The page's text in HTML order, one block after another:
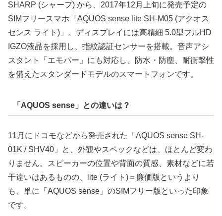
SHARP (シャープ) から、2017年12月上旬に発売予定の
SIMフリースマホ「AQUOS sense lite SH-M05 (アクオス
センス ライト)」。ディスプレイには高精細 5.0型フルHD
IGZO液晶を採用し、指紋認証センサーを搭載。音声アシ
スタント「エモパー」にも対応し、防水・防塵、耐衝撃性
を備えたスタンダードモデルのスマートフォンです。
「AQUOS sense」との違いは？
11月にドコモなどから発売された「AQUOS sense SH-
01K / SHV40」と、外観やスペックなどは、ほとんど変わ
りません。スピーカーの位置や背面の質感、素材などに若
干違いはあるものの、lite (ライト)＝廉価版というより
も、単に「AQUOS sense」のSIMフリー版といった印象
です。